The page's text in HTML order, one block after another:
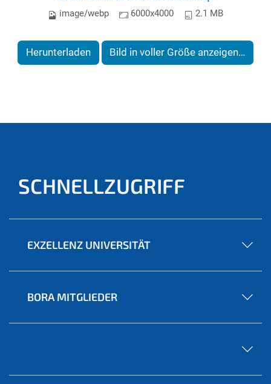
image/webp 6000x4000 2.1 MB
Herunterladen Bild in voller Größe anzeigen…
SCHNELLZUGRIFF
EXZELLENZ UNIVERSITÄT
BORA MITGLIEDER